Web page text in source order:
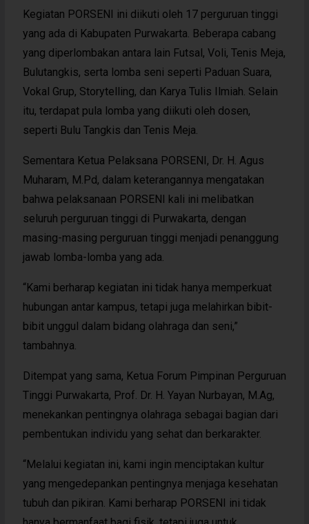
Kegiatan PORSENI ini diikuti oleh 17 perguruan tinggi
yang ada di Kabupaten Purwakarta. Beberapa cabang
yang diperlombakan antara lain Futsal, Voli, Tenis Meja,
Bulutangkis, serta lomba seni seperti Paduan Suara,
Vokal Grup, Storytelling, dan Karya Tulis Ilmiah. Selain
itu, terdapat pula lomba yang diikuti oleh dosen,
seperti Bulu Tangkis dan Tenis Meja.
Sementara Ketua Pelaksana PORSENI, Dr. H. Agus
Muharam, M.Pd, dalam keterangannya mengatakan
bahwa pelaksanaan PORSENI kali ini melibatkan
seluruh perguruan tinggi di Purwakarta, dengan
masing-masing perguruan tinggi menjadi penanggung
jawab lomba-lomba yang ada.
“Kami berharap kegiatan ini tidak hanya memperkuat
hubungan antar kampus, tetapi juga melahirkan bibit-
bibit unggul dalam bidang olahraga dan seni,”
tambahnya.
Ditempat yang sama, Ketua Forum Pimpinan Perguruan
Tinggi Purwakarta, Prof. Dr. H. Yayan Nurbayan, M.Ag,
menekankan pentingnya olahraga sebagai bagian dari
pembentukan individu yang sehat dan berkarakter.
“Melalui kegiatan ini, kami ingin menciptakan kultur
yang mengedepankan pentingnya menjaga kesehatan
tubuh dan pikiran. Kami berharap PORSENI ini tidak